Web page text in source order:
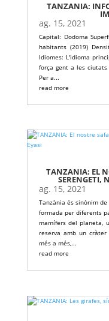
TANZANIA:
ag. 15, 2021
Capital: Dodoma
habitants (2019)
Idiomes: L'idioma
força gent a les
Per a...
read more
TANZANIA: EL
SERENGETI,
ag. 15, 2021
Tanzània és sinònim
formada per diferents
mamífers del planeta,
reserva amb un
més a més,...
read more